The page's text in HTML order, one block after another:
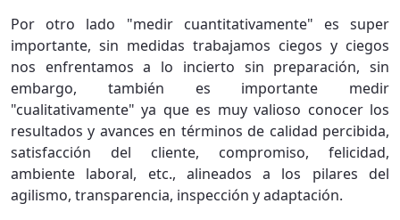
Por otro lado "medir cuantitativamente" es super
importante, sin medidas trabajamos ciegos y ciegos
nos enfrentamos a lo incierto sin preparación, sin
embargo, también es importante medir
"cualitativamente" ya que es muy valioso conocer los
resultados y avances en términos de calidad percibida,
satisfacción del cliente, compromiso, felicidad,
ambiente laboral, etc., alineados a los pilares del
agilismo, transparencia, inspección y adaptación.